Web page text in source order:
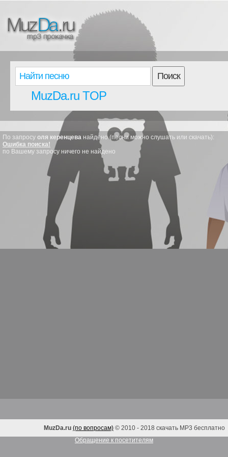
Поиск
MuzDa.ru TOP
По запросу оля керенцева найдено (песни можно слушать или скачать):
Ошибка поиска!
по Вашему запросу ничего не найдено
MuzDa.ru (по вопросам) © 2010 - 2018 скачать MP3 бесплатно
Обращение к посетителям